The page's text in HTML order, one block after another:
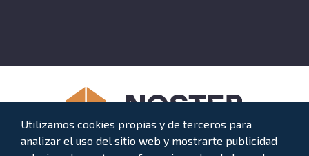
Utilizamos cookies propias y de terceros para
analizar el uso del sitio web y mostrarte publicidad